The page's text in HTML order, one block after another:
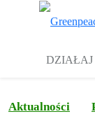
DZIAŁAJ
Aktualności